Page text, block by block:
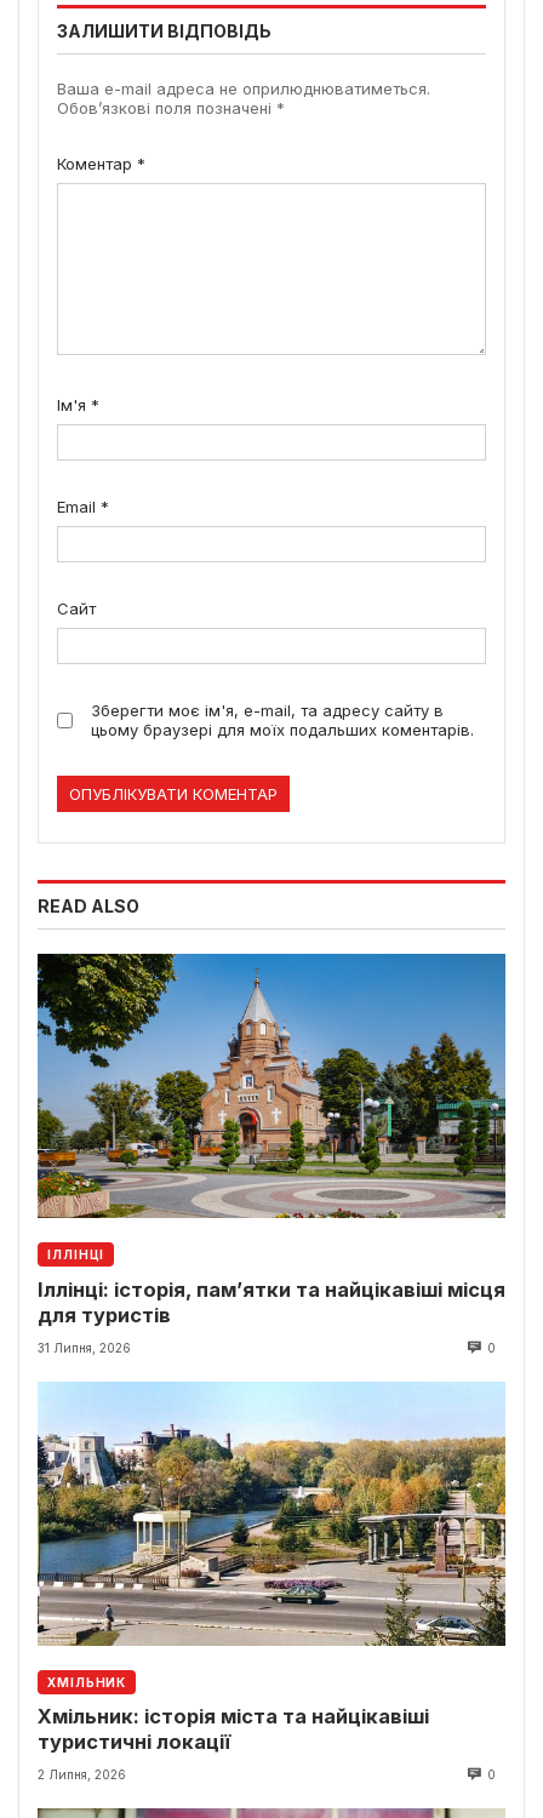
ЗАЛИШИТИ ВІДПОВІДЬ
Ваша e-mail адреса не оприлюднюватиметься.
Обов’язкові поля позначені *
Коментар *
Ім'я *
Email *
Сайт
Зберегти моє ім'я, e-mail, та адресу сайту в
цьому браузері для моїх подальших коментарів.
READ ALSO
ІЛЛІНЦІ
Іллінці: історія, пам’ятки та найцікавіші місця
для туристів
31 Липня, 2026 0
ХМІЛЬНИК
Хмільник: історія міста та найцікавіші
туристичні локації
2 Липня, 2026 0